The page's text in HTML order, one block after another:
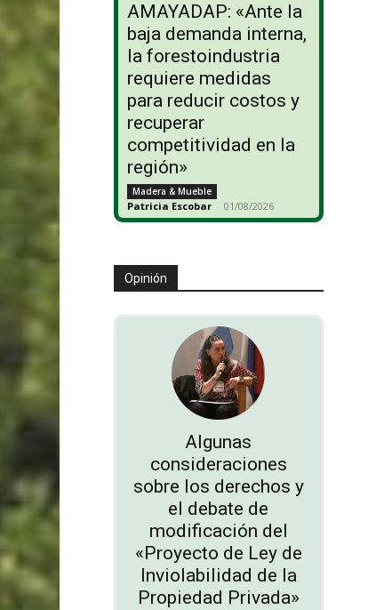
AMAYADAP: «Ante la
baja demanda interna,
la forestoindustria
requiere medidas
para reducir costos y
recuperar
competitividad en la
región»
Madera & Mueble
Patricia Escobar - 01/08/2026
Opinión
Algunas
consideraciones
sobre los derechos y
el debate de
modificación del
«Proyecto de Ley de
Inviolabilidad de la
Propiedad Privada»